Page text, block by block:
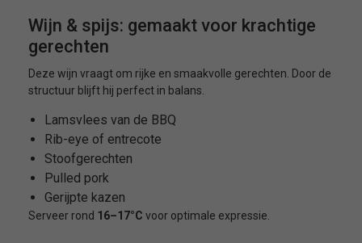
Wijn & spijs: gemaakt voor krachtige
gerechten
Deze wijn vraagt om rijke en smaakvolle gerechten. Door de
structuur blijft hij perfect in balans.
Lamsvlees van de BBQ
Rib-eye of entrecote
Stoofgerechten
Pulled pork
Gerijpte kazen
Serveer rond 16–17°C voor optimale expressie.